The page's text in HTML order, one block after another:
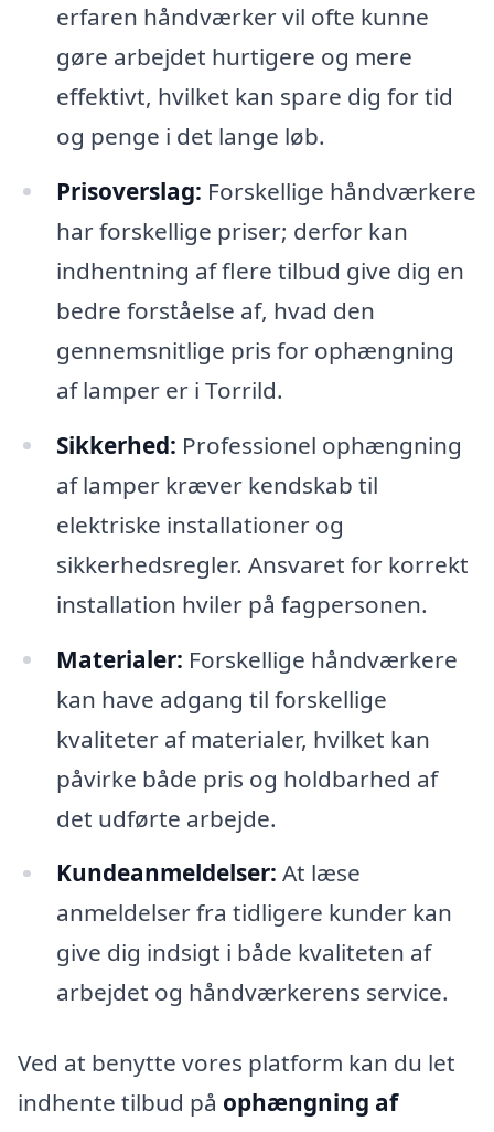
erfaren håndværker vil ofte kunne
gøre arbejdet hurtigere og mere
effektivt, hvilket kan spare dig for tid
og penge i det lange løb.
Prisoverslag: Forskellige håndværkere
har forskellige priser; derfor kan
indhentning af flere tilbud give dig en
bedre forståelse af, hvad den
gennemsnitlige pris for ophængning
af lamper er i Torrild.
Sikkerhed: Professionel ophængning
af lamper kræver kendskab til
elektriske installationer og
sikkerhedsregler. Ansvaret for korrekt
installation hviler på fagpersonen.
Materialer: Forskellige håndværkere
kan have adgang til forskellige
kvaliteter af materialer, hvilket kan
påvirke både pris og holdbarhed af
det udførte arbejde.
Kundeanmeldelser: At læse
anmeldelser fra tidligere kunder kan
give dig indsigt i både kvaliteten af
arbejdet og håndværkerens service.
Ved at benytte vores platform kan du let
indhente tilbud på ophængning af